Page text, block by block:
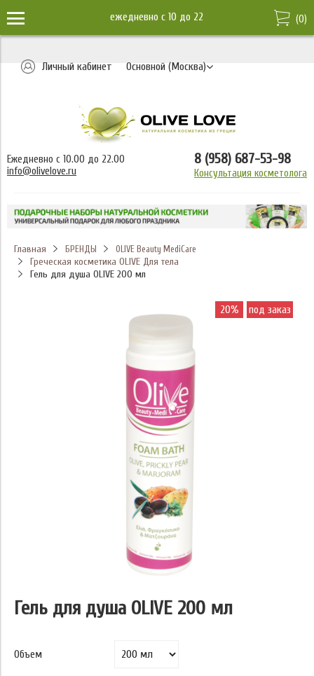
ежедневно c 10 до 22 (0)
Личный кабинет Основной (Москва)
Ежедневно с 10.00 до 22.00
info@olivelove.ru
8 (958) 687-53-98
Консультация косметолога
Главная БРЕНДЫ OLIVE Beauty MediCare
Греческая косметика OLIVE Для тела
Гель для душа OLIVE 200 мл
20% под заказ
Гель для душа OLIVE 200 мл
Объем